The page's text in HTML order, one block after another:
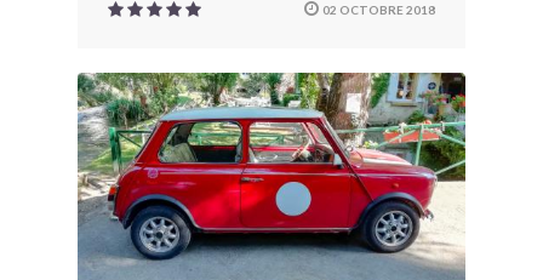
02 OCTOBRE 2018